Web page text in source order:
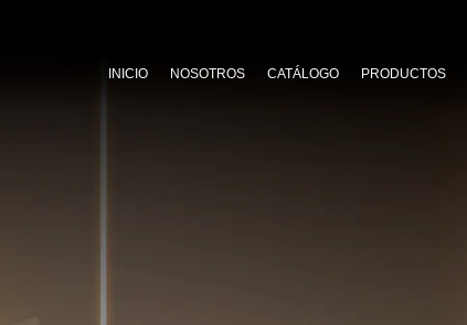
INICIO
NOSOTROS CATÁLOGO PRODUCTOS